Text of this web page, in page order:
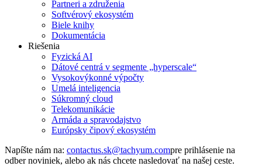
Partneri a združenia
Softvérový ekosystém
Biele knihy
Dokumentácia
Riešenia
Fyzická AI
Dátové centrá v segmente „hyperscale“
Vysokovýkonné výpočty
Umelá inteligencia
Súkromný cloud
Telekomunikácie
Armáda a spravodajstvo
Európsky čipový ekosystém
Napíšte nám na:
pre prihlásenie na
odber noviniek, alebo ak nás chcete nasledovať na našej ceste.